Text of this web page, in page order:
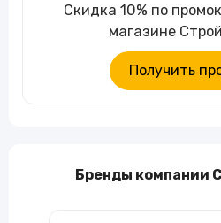
Скидка 10% по
магазине
Получить
Бренды компании